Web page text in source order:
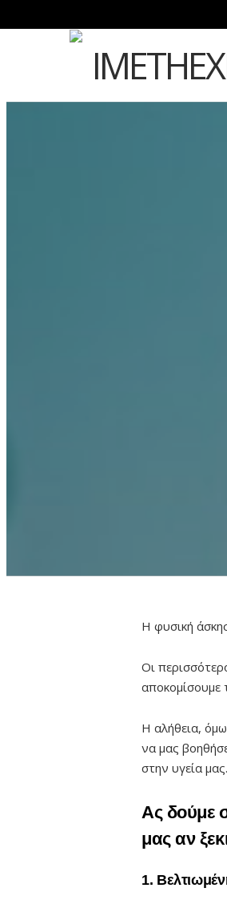
Η φυσική
Οι
αποκομίσουμε
Η αλήθεια,
να μας
στην υγεία μας.
Ας δούμε
μας αν
1.